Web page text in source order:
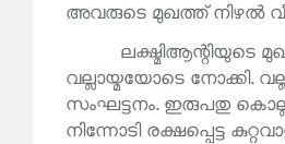
അവരുടെ മുഖത്ത് നിഴൽ
ലക്ഷ്മിആന്റിയുടെ
വല്ലായ്മയോടെ നോക്കി.
സംഘട്ടനം. ഇരുപതു
നിന്നോടി രക്ഷപ്പെട്ട